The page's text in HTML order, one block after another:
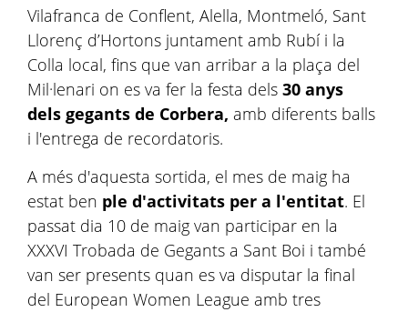
Vilafranca de Conflent, Alella, Montmeló, Sant
Llorenç d’Hortons juntament amb Rubí i la
Colla local, fins que van arribar a la plaça del
Mil·lenari on es va fer la festa dels 30 anys
dels gegants de Corbera, amb diferents balls
i l'entrega de recordatoris.
A més d'aquesta sortida, el mes de maig ha
estat ben ple d'activitats per a l'entitat. El
passat dia 10 de maig van participar en la
XXXVI Trobada de Gegants a Sant Boi i també
van ser presents quan es va disputar la final
del European Women League amb tres